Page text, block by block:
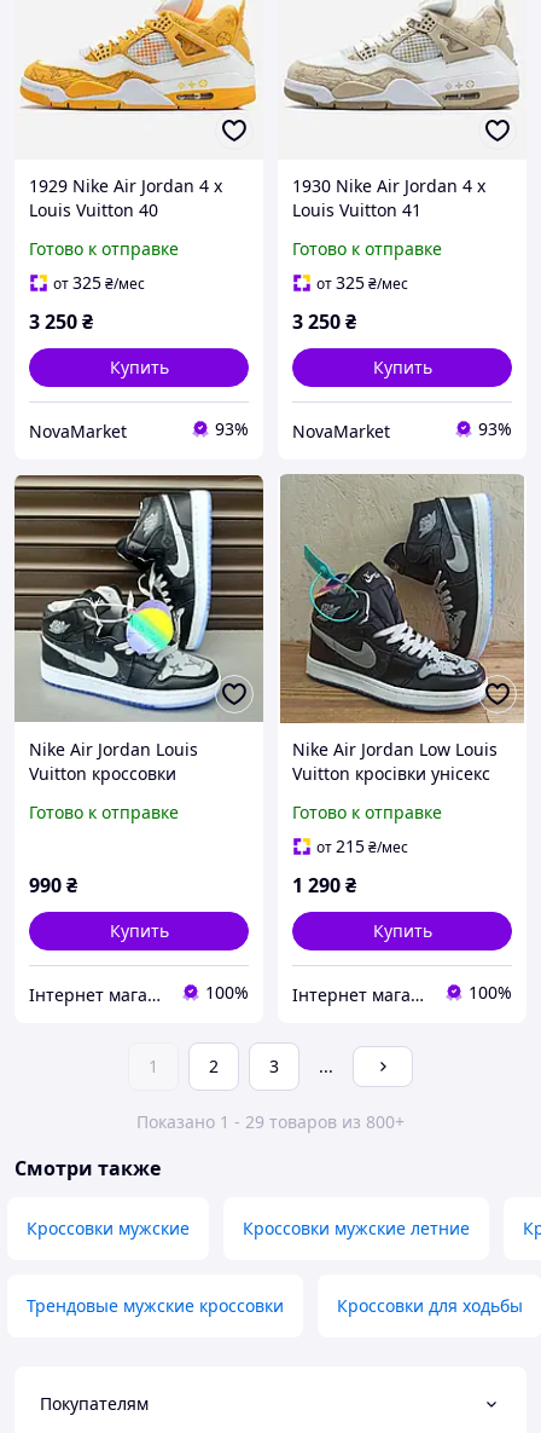
1929 Nike Air Jordan 4 x
Louis Vuitton 40
Готово к отправке
от325₴/мес
3 250₴
Купить
NovaMarket 93%
1930 Nike Air Jordan 4 x
Louis Vuitton 41
Готово к отправке
от325₴/мес
3 250₴
Купить
NovaMarket 93%
Nike Air Jordan Louis
Vuitton кроссовки
кожаные экокожа черно
Готово к отправке
990₴
Купить
Інтернет магазин окулярів 100%
Nike Air Jordan Low Louis
Vuitton кросівки унісекс
сіро чорні р 40, 41, 42, 43,
44
Готово к отправке
от215₴/мес
1 290₴
Купить
Інтернет магазин окулярів 100%
1 2 3 ...
Показано 1 - 29 товаров из 800+
Смотри также
Кроссовки мужские Кроссовки мужские летние
Трендовые мужские кроссовки Кроссовки для ходьбы
Покупателям